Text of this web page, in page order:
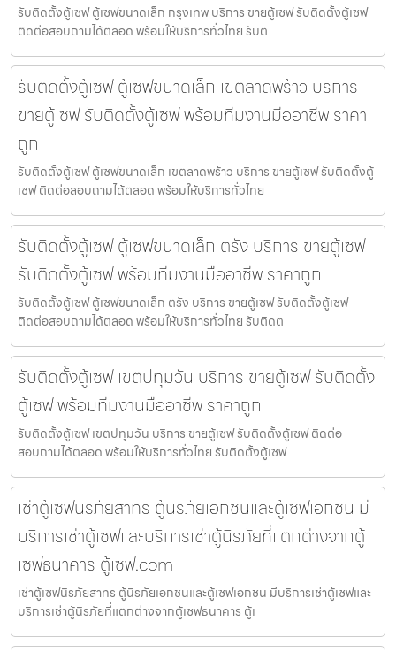
รับติดตั้งตู้เซฟ ตู้เซฟขนาดเล็ก กรุงเทพ บริการ ขายตู้เซฟ รับติดตั้งตู้เซฟ
ติดต่อสอบถามได้ตลอด พร้อมให้บริการทั่วไทย รับต
รับติดตั้งตู้เซฟ ตู้เซฟขนาดเล็ก เขตลาดพร้าว บริการ
ขายตู้เซฟ รับติดตั้งตู้เซฟ พร้อมทีมงานมืออาชีพ ราคา
ถูก
รับติดตั้งตู้เซฟ ตู้เซฟขนาดเล็ก เขตลาดพร้าว บริการ ขายตู้เซฟ รับติดตั้งตู้
เซฟ ติดต่อสอบถามได้ตลอด พร้อมให้บริการทั่วไทย
รับติดตั้งตู้เซฟ ตู้เซฟขนาดเล็ก ตรัง บริการ ขายตู้เซฟ
รับติดตั้งตู้เซฟ พร้อมทีมงานมืออาชีพ ราคาถูก
รับติดตั้งตู้เซฟ ตู้เซฟขนาดเล็ก ตรัง บริการ ขายตู้เซฟ รับติดตั้งตู้เซฟ
ติดต่อสอบถามได้ตลอด พร้อมให้บริการทั่วไทย รับติดต
รับติดตั้งตู้เซฟ เขตปทุมวัน บริการ ขายตู้เซฟ รับติดตั้ง
ตู้เซฟ พร้อมทีมงานมืออาชีพ ราคาถูก
รับติดตั้งตู้เซฟ เขตปทุมวัน บริการ ขายตู้เซฟ รับติดตั้งตู้เซฟ ติดต่อ
สอบถามได้ตลอด พร้อมให้บริการทั่วไทย รับติดตั้งตู้เซฟ
เช่าตู้เซฟนิรภัยสาทร ตู้นิรภัยเอกชนและตู้เซฟเอกชน มี
บริการเช่าตู้เซฟและบริการเช่าตู้นิรภัยที่แตกต่างจากตู้
เซฟธนาคาร ตู้เซฟ.com
เช่าตู้เซฟนิรภัยสาทร ตู้นิรภัยเอกชนและตู้เซฟเอกชน มีบริการเช่าตู้เซฟและ
บริการเช่าตู้นิรภัยที่แตกต่างจากตู้เซฟธนาคาร ตู้เ